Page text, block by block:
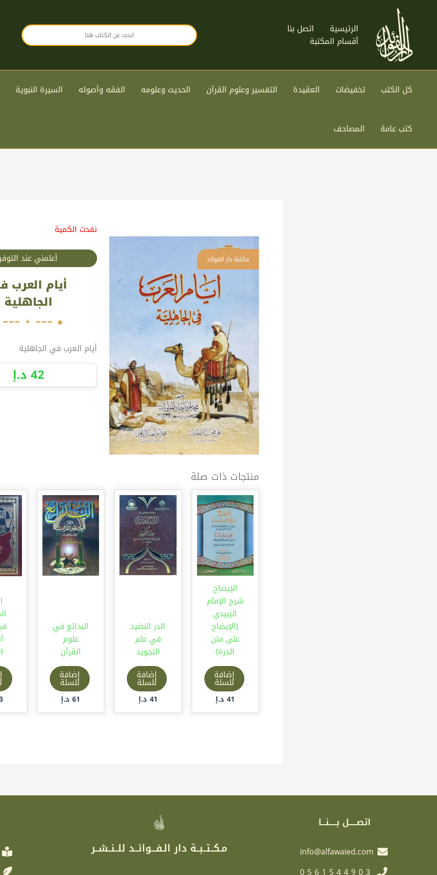
الرئيسية
اتصل بنا
أقسام المكتبة
كل الكتب تخفيضات العقيدة التفسير وعلوم القرآن الحديث وعلومه الفقه وأصوله السيرة النبوية
كتب عامة المصاحف
أيام العرب
الجاهلية
أيام العرب في الجاهلية
نفدت الكمية
أعلمني عند
42د.إ
منتجات ذات صلة
الإيضاح
شرح الإمام
الزبيدي
(الإيضاح
على متن
الدرة)
إضافة
للسلة
41 د.إ
الدر النضيد
في علم
التجويد
إضافة
للسلة
41 د.إ
البدائع في
علوم
القرآن
إضافة
للسلة
61 د.إ
اتصـــــل بـــــنـــا
info@alfawaied.com
0561544903
مـكــتــبــة دار الـفـــوائــد للــنــشــر